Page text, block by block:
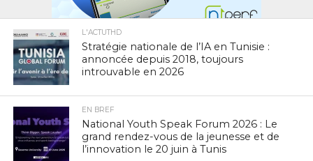
L'ACTUTHD
Stratégie nationale de l’IA en Tunisie :
annoncée depuis 2018, toujours
introuvable en 2026
EN BREF
National Youth Speak Forum 2026 : Le
grand rendez-vous de la jeunesse et de
l’innovation le 20 juin à Tunis